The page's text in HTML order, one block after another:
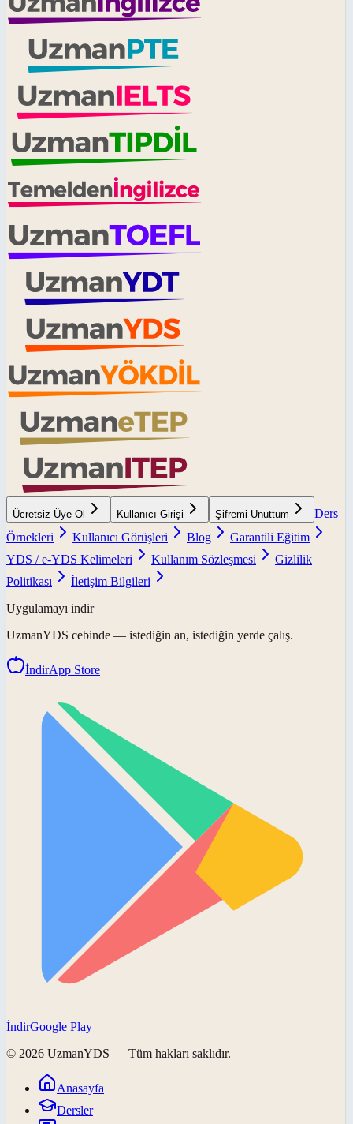
Ücretsiz Üye Ol Kullanıcı Girişi Şifremi Unuttum
Ders
Örnekleri
Kullanıcı Görüşleri Blog
Garantili Eğitim
YDS / e-YDS Kelimeleri
Kullanım Sözleşmesi
Gizlilik
Politikası
İletişim Bilgileri
Uygulamayı indir
UzmanYDS cebinde — istediğin an, istediğin yerde çalış.
İndirApp Store
İndirGoogle Play
© 2026 UzmanYDS — Tüm hakları saklıdır.
Anasayfa
Dersler